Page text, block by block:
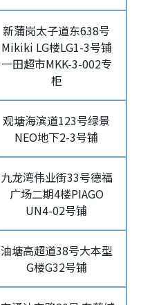
新蒲岗太子道东638号
Mikiki LG楼LG1-3号铺
一田超市MKK-3-002专
柜
观塘海滨道123号绿景
NEO地下2-3号铺
九龙湾伟业街33号德福
广场二期4楼PIAGO
UN4-02号铺
油塘高超道38号大本型
G楼G32号铺